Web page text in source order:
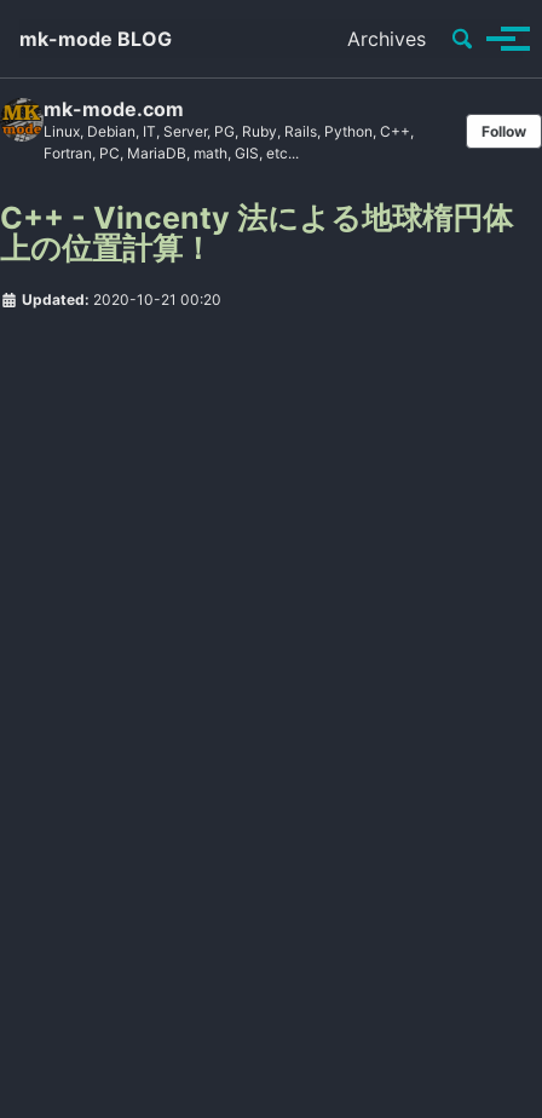
mk-mode BLOG Archives Toggle
mk-mode.com
Linux, Debian, IT, Server, PG, Ruby, Rails, Python, C++,
Fortran, PC, MariaDB, math, GIS, etc...
Follow
C++ - Vincenty 法による地球楕円体
上の位置計算！
Updated: 2020-10-21 00:20